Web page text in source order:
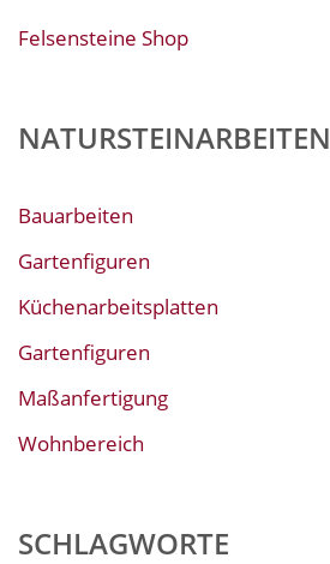
Felsensteine Shop
NATURSTEINARBEITEN
Bauarbeiten
Gartenfiguren
Küchenarbeitsplatten
Gartenfiguren
Maßanfertigung
Wohnbereich
SCHLAGWORTE